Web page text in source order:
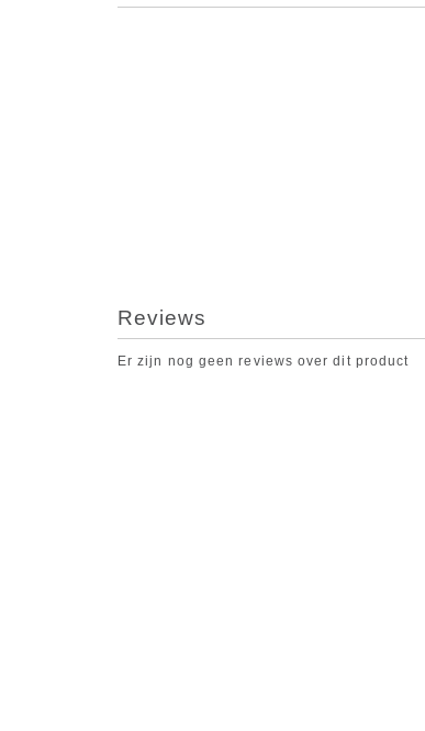
Reviews
Er zijn nog geen reviews over dit product